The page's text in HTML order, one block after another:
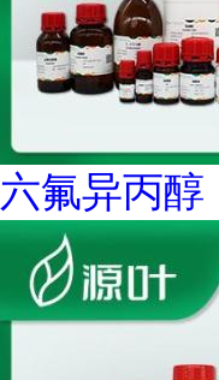
六氟异丙醇